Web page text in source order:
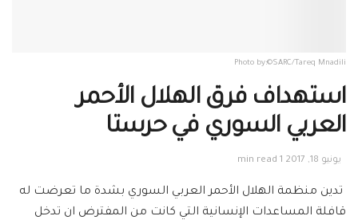
Photo by:©SARC/Tareq Mnadili
استهداف فرق الهلال الأحمر
العربي السوري في حرستا
يونيو 18, 2017 1 min read
تدين منظمة الهلال الأحمر العربي السوري بشدة ما تعرضت له
قافلة المساعدات الإنسانية التي كانت من المفترض ان تدخل